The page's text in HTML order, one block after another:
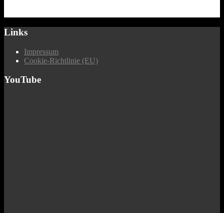
Links
Impressum
Cookie-Richtlinie (EU)
YouTube